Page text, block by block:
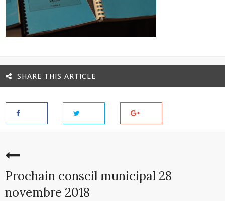
SHARE THIS ARTICLE
Prochain conseil municipal 28
novembre 2018